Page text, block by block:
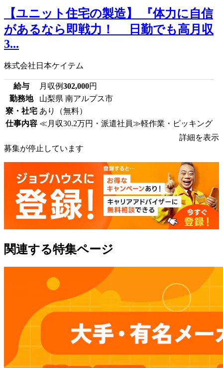
【ユニット住宅の製造】 『体力に自信
があるなら即戦力！ 日勤でも高月収
3...
株式会社日本ケイテム
給与 月収例302,000円
勤務地
山梨県 南アルプス市
寮・社宅 あり（無料）
仕事内容 ≪月収30.2万円・派遣社員≫軽作業・ピッキング
詳細を表示
募集が停止しています
関連する特集ページ